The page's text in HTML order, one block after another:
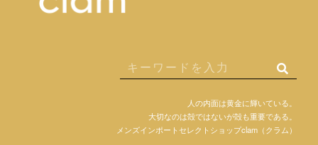
人の内面は黄金に輝いている。
大切なのは殻ではないが殻も重要である。
メンズインポートセレクトショップclam（クラム）